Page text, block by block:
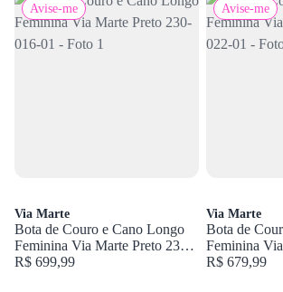
Avise-me
Via Marte
Bota de Couro e Cano Longo
Feminina Via Marte Preto 230-
016-01
R$ 699,99
Avise-me
Via Marte
Bota de
Feminina
022-01
R$ 679,99